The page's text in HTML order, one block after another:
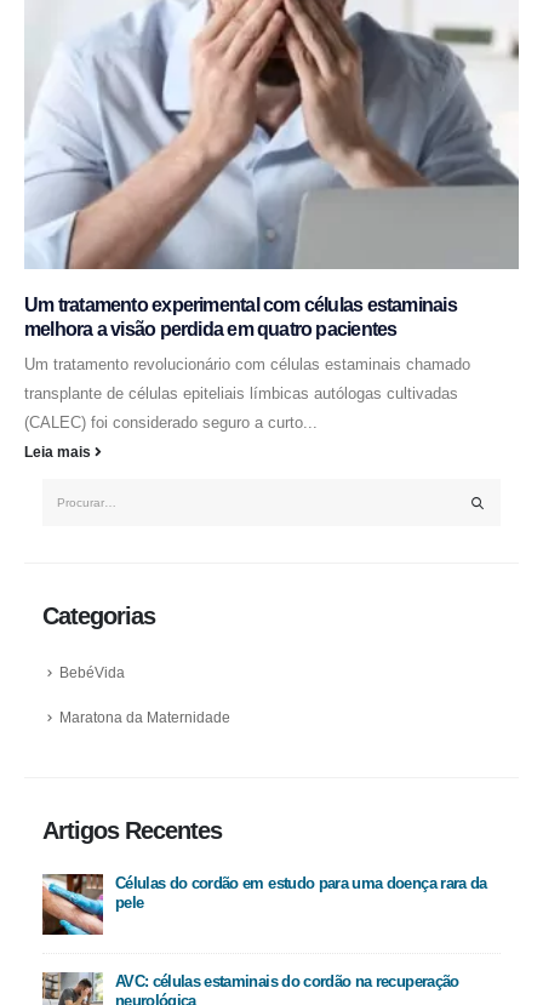
Um tratamento experimental com células estaminais
melhora a visão perdida em quatro pacientes
Um tratamento revolucionário com células estaminais chamado
transplante de células epiteliais límbicas autólogas cultivadas
(CALEC) foi considerado seguro a curto...
Leia mais
Categorias
BebéVida
Maratona da Maternidade
Artigos Recentes
Células do cordão em estudo para uma doença rara da
pele
AVC: células estaminais do cordão na recuperação
neurológica